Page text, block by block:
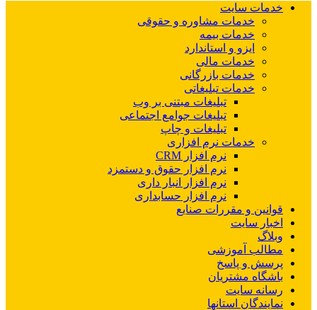
خدمات سایت
خدمات مشاوره و حقوقی
خدمات بیمه
ایزو و استاندارد
خدمات مالی
خدمات بازرگانی
خدمات تبلیغاتی
تبلیغات مبتنی بر وب
تبلیغات جوامع اجتماعی
تبلیغات و چاپ
خدمات نرم افزاری
نرم افزار CRM
نرم افزار حقوق و دستمزد
نرم افزار انبار داری
نرم افزار حسابداری
قوانین و مقررات صنایع
اخبار سایت
وبلاگ
مطالب آموزشی
پرسش و پاسخ
باشگاه مشتریان
رسانه سایت
نمایندگان استانها